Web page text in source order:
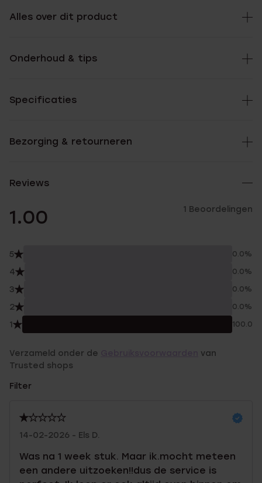
Alles over dit product
Onderhoud & tips
Specificaties
Bezorging & retourneren
Reviews
1.00 1 Beoordelingen
5 0.0%
4 0.0%
3 0.0%
2 0.0%
1 100.0%
Verzameld onder de
van
Trusted shops
Filter
14-02-2026 - Els D.
Was na 1 week stuk. Maar ik.mocht meteen
een andere uitzoeken!!dus de service is